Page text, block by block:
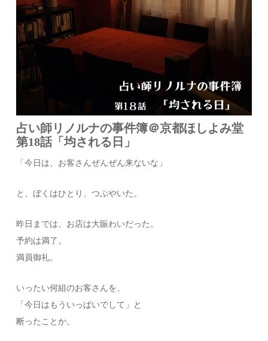
占い師リノルナの事件簿＠京都ほしよみ堂
第18話「均される日」
「今日は、お客さんぜんぜん来ないな」
と、ぼくはひとり、つぶやいた。
昨日までは、お店は大賑わいだった。
予約は満了。
満員御礼。
いったい何組のお客さんを、
「今日はもういっぱいでして」と
断ったことか。